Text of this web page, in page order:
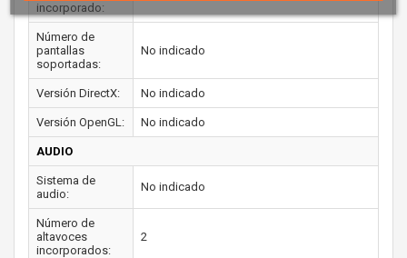
incorporado:
Número de
pantallas
soportadas:
No indicado
Versión DirectX: No indicado
Versión OpenGL: No indicado
AUDIO
Sistema de
audio:
No indicado
Número de
altavoces
incorporados:
2